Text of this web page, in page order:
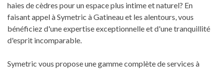
haies de cèdres pour un espace plus intime et naturel? En
faisant appel à Symetric à Gatineau et les alentours, vous
bénéficiez d'une expertise exceptionnelle et d'une tranquillité
d'esprit incomparable.
Symetric vous propose une gamme complète de services à